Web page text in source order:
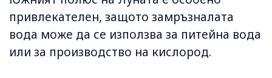
привлекателен, защото замръзналата
вода може да се използва за питейна вода
или за производство на кислород.